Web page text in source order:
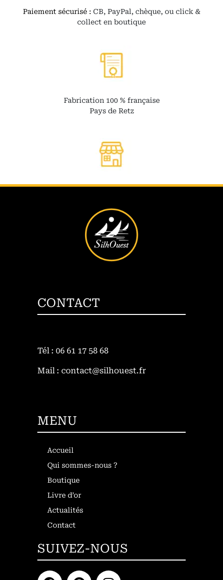
Paiement sécurisé : CB, PayPal, chèque, ou click &
collect en boutique
Fabrication 100 % française
Pays de Retz
CONTACT
Tél : 06 61 17 58 68
Mail : contact@silhouest.fr
MENU
Accueil
Qui sommes-nous ?
Boutique
Livre d’or
Actualités
Contact
SUIVEZ-NOUS